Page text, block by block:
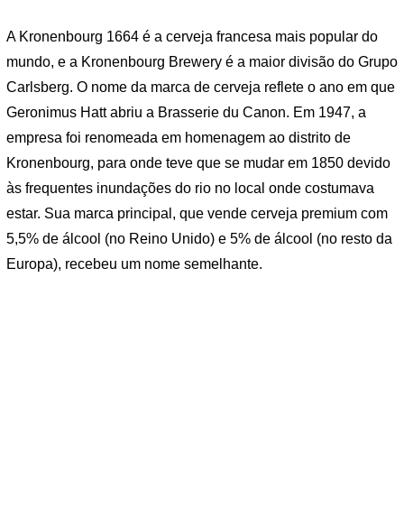
A Kronenbourg 1664 é a cerveja francesa mais popular do
mundo, e a Kronenbourg Brewery é a maior divisão do Grupo
Carlsberg. O nome da marca de cerveja reflete o ano em que
Geronimus Hatt abriu a Brasserie du Canon. Em 1947, a
empresa foi renomeada em homenagem ao distrito de
Kronenbourg, para onde teve que se mudar em 1850 devido
às frequentes inundações do rio no local onde costumava
estar. Sua marca principal, que vende cerveja premium com
5,5% de álcool (no Reino Unido) e 5% de álcool (no resto da
Europa), recebeu um nome semelhante.